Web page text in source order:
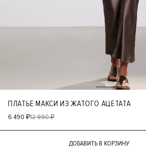
ПЛАТЬЕ МАКСИ ИЗ ЖАТОГО АЦЕТАТА
6 490 ₽12 990 ₽
ДОБАВИТЬ В КОРЗИНУ